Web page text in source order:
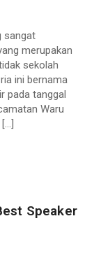
sangat
merupakan
sekolah
ini bernama
pada tanggal
Waru
Speaker